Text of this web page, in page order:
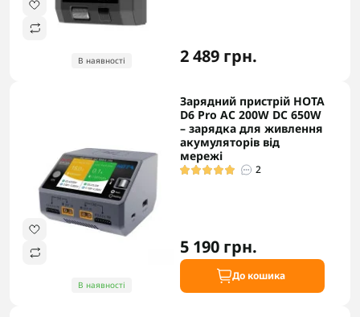
В наявності 2 489 грн.
В наявності
Зарядний пристрій HOTA
D6 Pro AC 200W DC 650W
– зарядка для живлення
акумуляторів від
мережі
2
5 190 грн.
До кошика